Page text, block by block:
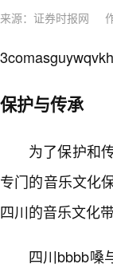
来源：证券时报网
保护与传承
为了保护和
专门的音乐文化
四川的音乐文化
四川bbbb嗓